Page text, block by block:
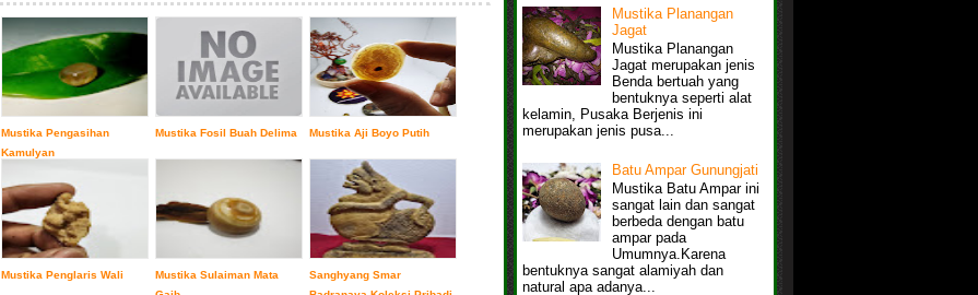
Mustika Pengasihan
Kamulyan
Mustika Fosil Buah Delima Mustika Aji Boyo Putih
Mustika Penglaris Wali
Mustika Sulaiman Mata
Sanghyang Smar
Mustika Planangan
Jagat
Mustika Planangan
Jagat merupakan jenis
Benda bertuah yang
bentuknya seperti alat
kelamin, Pusaka Berjenis ini
merupakan jenis pusa...
Batu Ampar Gunungjati
Mustika Batu Ampar ini
sangat lain dan sangat
berbeda dengan batu
ampar pada
Umumnya.Karena
bentuknya sangat alamiyah dan
natural apa adanya...